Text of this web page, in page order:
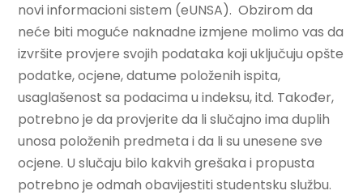
novi informacioni sistem (eUNSA). Obzirom da
neće biti moguće naknadne izmjene molimo vas da
izvršite provjere svojih podataka koji uključuju opšte
podatke, ocjene, datume položenih ispita,
usaglašenost sa podacima u indeksu, itd. Također,
potrebno je da provjerite da li slučajno ima duplih
unosa položenih predmeta i da li su unesene sve
ocjene. U slučaju bilo kakvih grešaka i propusta
potrebno je odmah obavijestiti studentsku službu.